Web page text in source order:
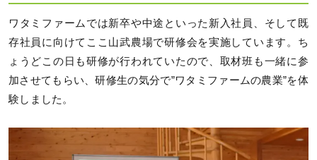
ワタミファームでは新卒や中途といった新入社員、そして既
存社員に向けてここ山武農場で研修会を実施しています。ち
ょうどこの日も研修が行われていたので、取材班も一緒に参
加させてもらい、研修生の気分で”ワタミファームの農業”を体
験しました。